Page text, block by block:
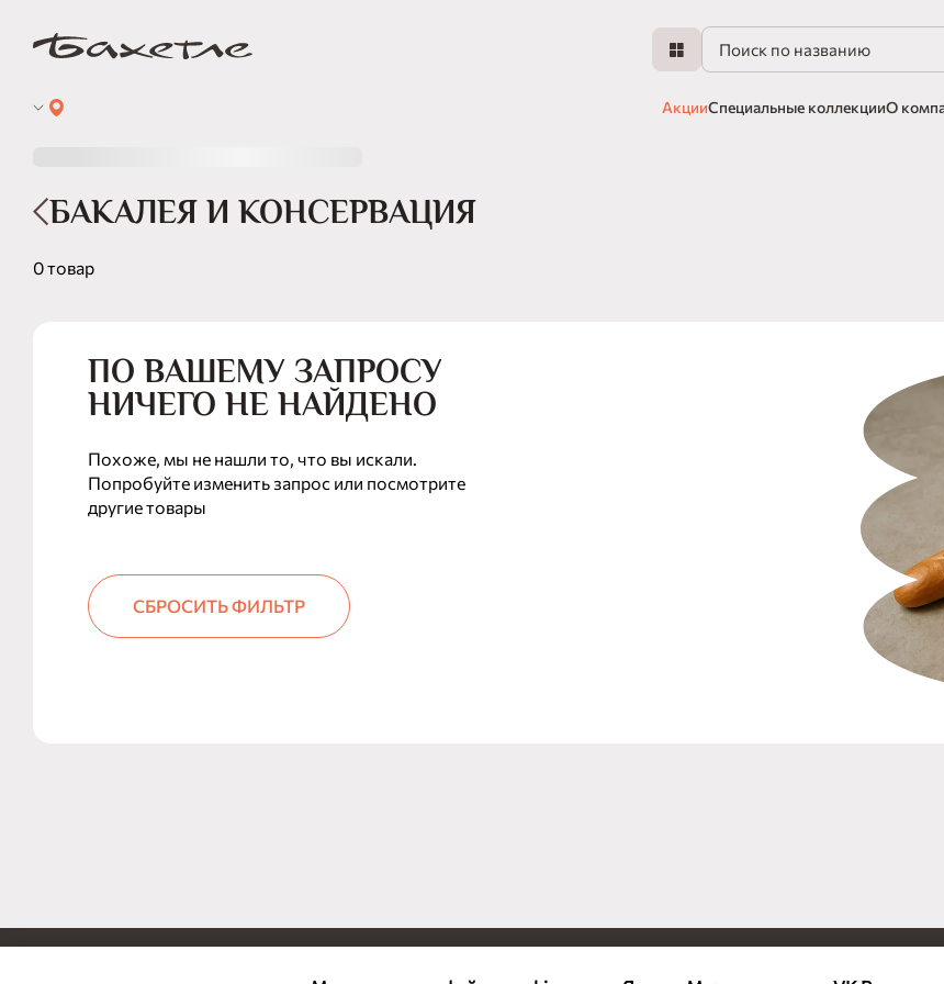
АкцииСпециальные коллекцииО
БАКАЛЕЯ И КОНСЕРВАЦИЯ
0 товар
ПО ВАШЕМУ ЗАПРОСУ
НИЧЕГО НЕ НАЙДЕНО
Похоже, мы не нашли то, что вы искали.
Попробуйте изменить запрос или посмотрите
другие товары
СБРОСИТЬ ФИЛЬТР